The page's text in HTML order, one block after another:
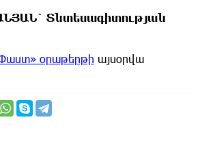
Տնտեսագիտության
օրաթերթի այսօրվա